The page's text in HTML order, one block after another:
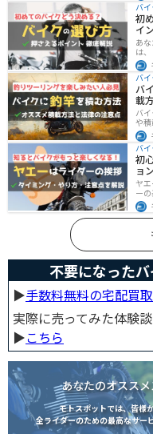
し
ム
バ
初
イ
あ
は
後
選
のオ
バ
バ
載
バ
や
を
え
ン
楽
バ
初
ョ
ヤ
ー
す
果
安
不要になった
▶︎手数料無料の宅配買取
実際に売ってみた体験談
▶︎こちら
あなたのオスス
モトスポットでは、皆様
全ライダーのための最高なサー